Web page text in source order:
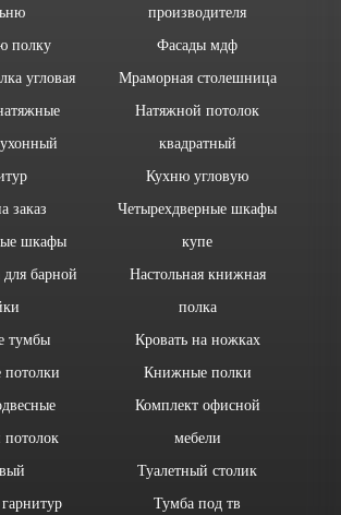
полку
угловая
производителя
Фасады мдф
Мраморная столешница
Натяжной потолок
квадратный
Кухню угловую
заказ
шкафы
барной
тумбы
Четырехдверные шкафы
купе
Настольная книжная
полка
Кровать на ножках
Книжные полки
Комплект офисной
мебели
Туалетный столик
Тумба под тв